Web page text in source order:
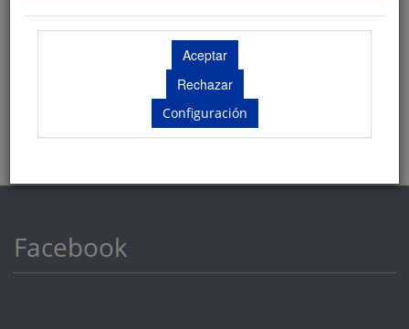
Configuración
Facebook